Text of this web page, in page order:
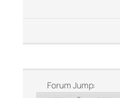
Forum Jump: